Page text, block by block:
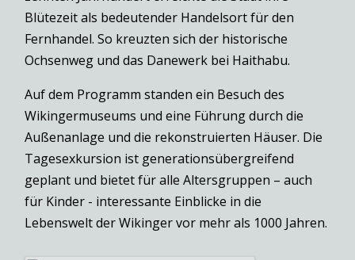
Blütezeit als bedeutender Handelsort für den
Fernhandel. So kreuzten sich der historische
Ochsenweg und das Danewerk bei Haithabu.
Auf dem Programm standen ein Besuch des
Wikingermuseums und eine Führung durch die
Außenanlage und die rekonstruierten Häuser. Die
Tagesexkursion ist generationsübergreifend
geplant und bietet für alle Altersgruppen – auch
für Kinder - interessante Einblicke in die
Lebenswelt der Wikinger vor mehr als 1000 Jahren.